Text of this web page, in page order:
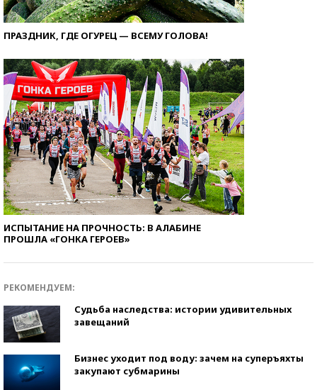
ПРАЗДНИК, ГДЕ ОГУРЕЦ — ВСЕМУ ГОЛОВА!
ИСПЫТАНИЕ НА ПРОЧНОСТЬ: В АЛАБИНЕ
ПРОШЛА «ГОНКА ГЕРОЕВ»
РЕКОМЕНДУЕМ:
Судьба наследства: истории удивительных
завещаний
Бизнес уходит под воду: зачем на суперъяхты
закупают субмарины